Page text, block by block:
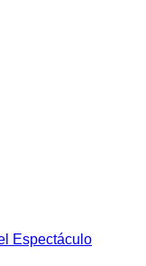
Espectáculo